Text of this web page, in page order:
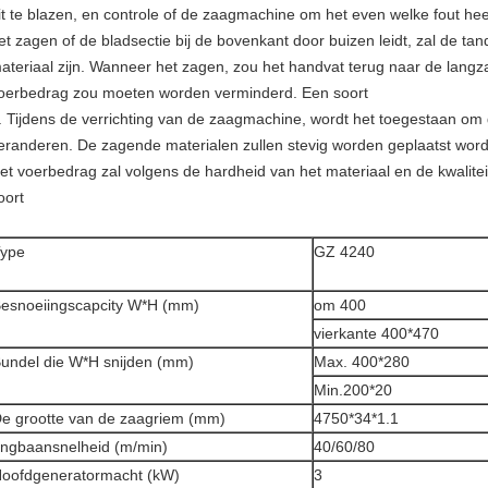
te blazen, en controle of de zaagmachine om het even welke fout
zagen of de bladsectie bij de bovenkant door buizen leidt, zal de
zijn. Wanneer het zagen, zou het handvat terug naar de
zou moeten worden verminderd. Een soort
Tijdens de verrichting van de zaagmachine, wordt het toegestaan
De zagende materialen zullen stevig worden geplaatst
voerbedrag zal volgens de hardheid van het materiaal en de
GZ 4240
W*H (mm)
om 400
vierkante 400*470
die W*H snijden (mm)
Max. 400*280
Min.200*20
grootte van de zaagriem (mm)
4750*34*1.1
(m/min)
40/60/80
(kW)
3